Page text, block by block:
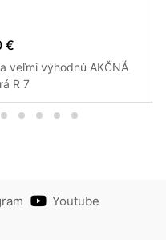
€
veľmi výhodnú AKČNÁ
R 7
Youtube